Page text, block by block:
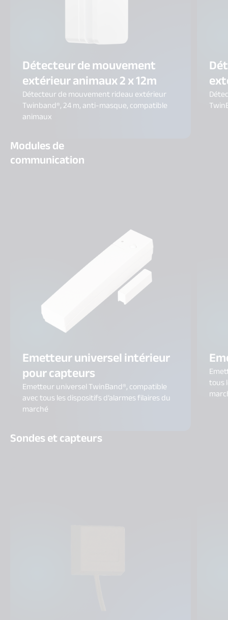
Détecteur de mouvement
extérieur animaux 2 x 12m
Détecteur de mouvement rideau extérieur
Twinband®, 24 m, anti-masque, compatible
animaux
Modules de
communication
Emetteur universel intérieur
pour capteurs
Emetteur universel TwinBand®, compatible
avec tous les dispositifs d’alarmes filaires du
marché ​
tous
Sondes et capteurs